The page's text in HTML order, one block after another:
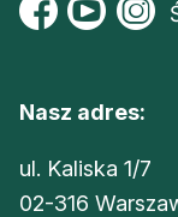
Nasz adres:
ul. Kaliska 1/7
02-316